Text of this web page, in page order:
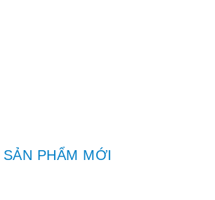
SẢN PHẨM MỚI